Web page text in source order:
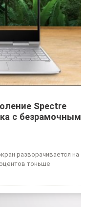
Spectre
с безрамочным
разворачивается на
тоньше